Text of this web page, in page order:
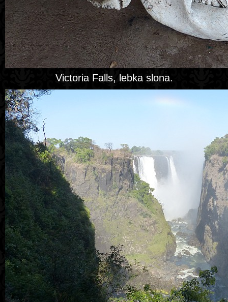
Victoria Falls, lebka slona.